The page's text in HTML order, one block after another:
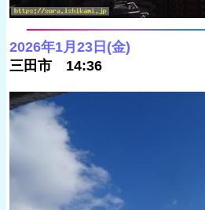
2026年1月23日(金)
三田市 14:36